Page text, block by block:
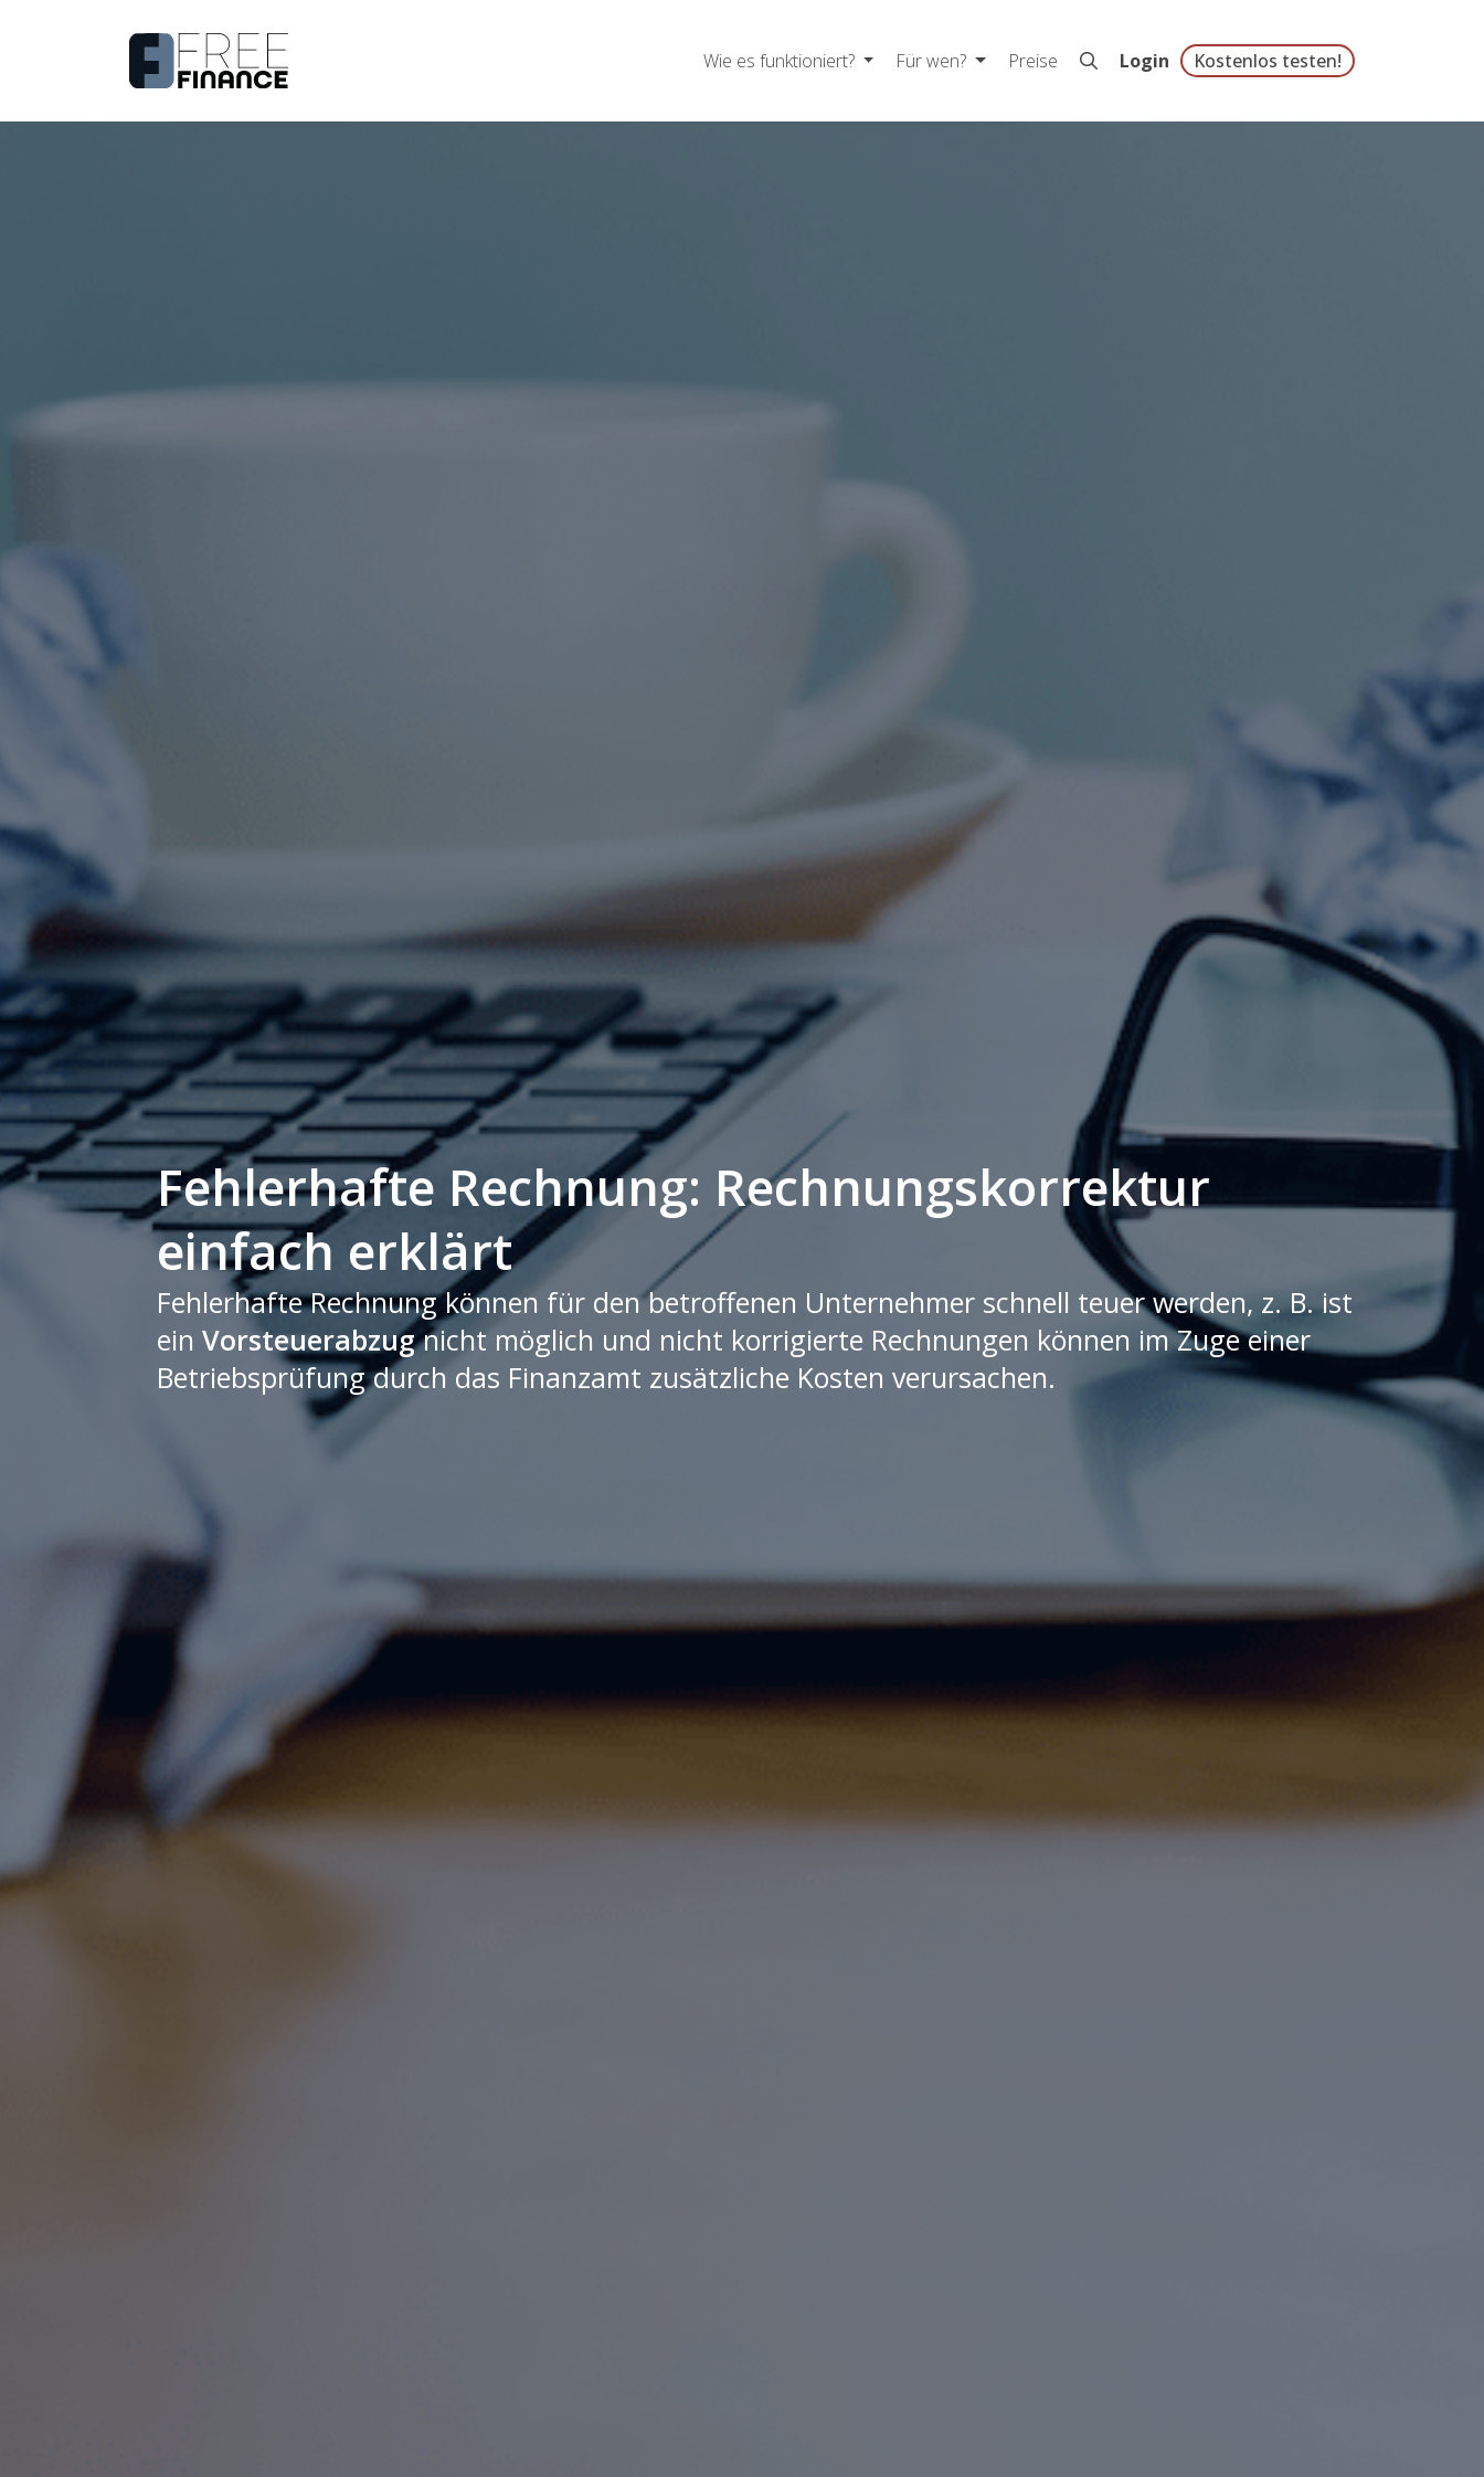
Wie es funktioniert? Für wen? Preise Login Kostenlos testen!
Fehlerhafte Rechnung: Rechnungskorrektur
einfach erklärt
Fehlerhafte Rechnung können für den betroffenen Unternehmer schnell teuer werden, z. B. ist
einVorsteuerabzugnicht möglich und nicht korrigierte Rechnungen können im Zuge einer
Betriebsprüfung durch das Finanzamt zusätzliche Kosten verursachen.